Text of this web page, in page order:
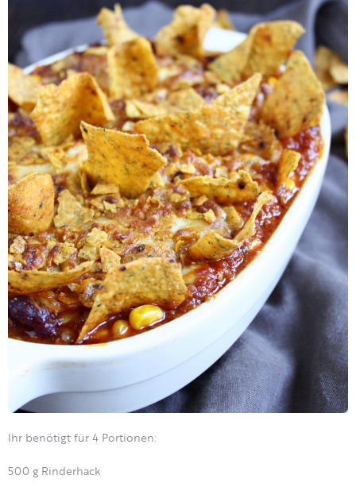
Ihr benötigt für 4 Portionen:
500 g Rinderhack